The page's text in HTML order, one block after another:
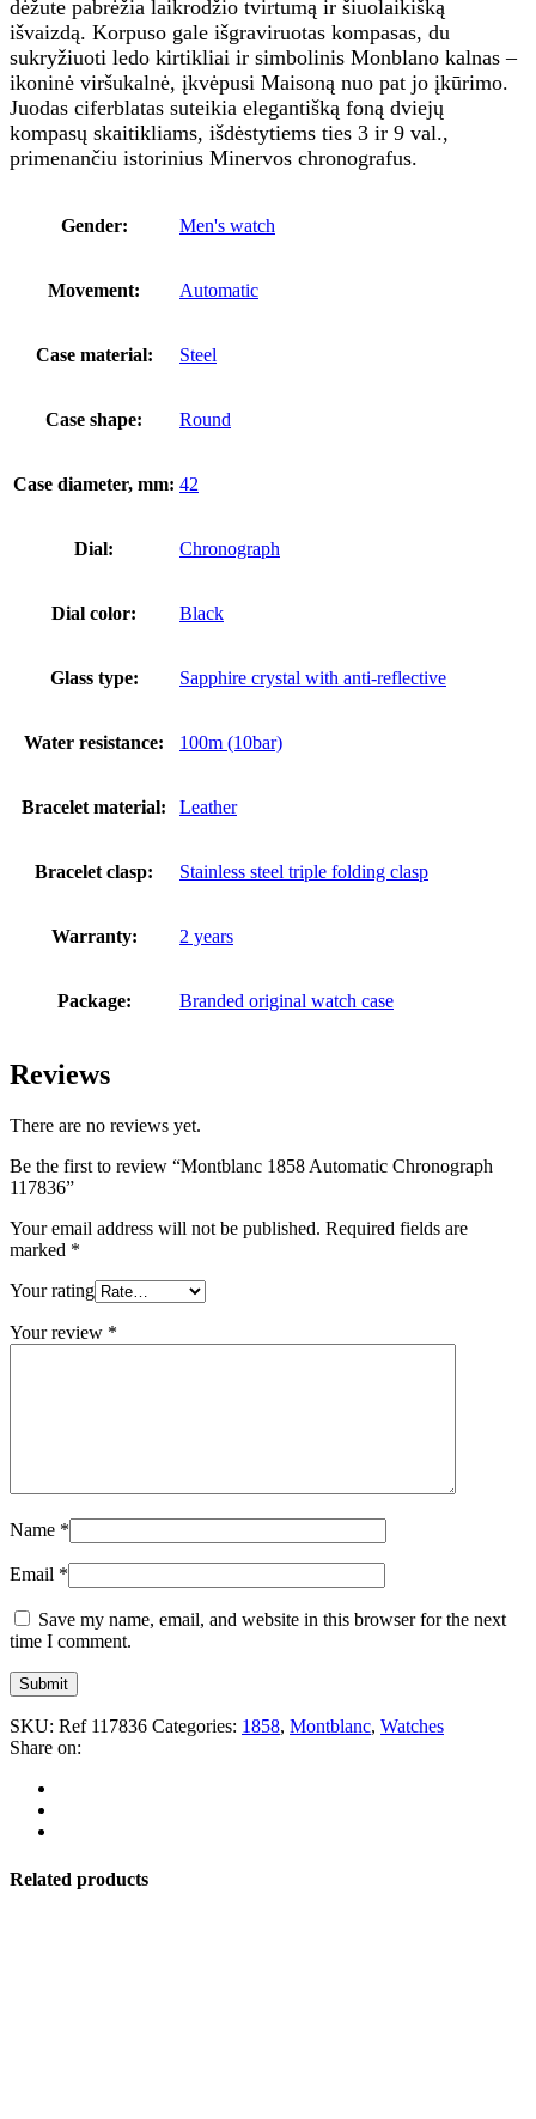
dėžute pabrėžia laikrodžio tvirtumą ir šiuolaikišką
išvaizdą. Korpuso gale išgraviruotas kompasas, du
sukryžiuoti ledo kirtikliai ir simbolinis Monblano kalnas –
ikoninė viršukalnė, įkvėpusi Maisoną nuo pat jo įkūrimo.
Juodas ciferblatas suteikia elegantišką foną dviejų
kompasų skaitikliams, išdėstytiems ties 3 ir 9 val.,
primenančiu istorinius Minervos chronografus.
Gender: Men's watch
Movement: Automatic
Case material: Steel
Case shape: Round
Case diameter, mm: 42
Dial: Chronograph
Dial color: Black
Glass type: Sapphire crystal with anti-reflective
Water resistance: 100m (10bar)
Bracelet material: Leather
Bracelet clasp: Stainless steel triple folding clasp
Warranty: 2 years
Package: Branded original watch case
Reviews
There are no reviews yet.
Be the first to review “Montblanc 1858 Automatic Chronograph
117836”
Your email address will not be published. Required fields are
marked *
Your rating
Your review *
Name *
Email *
Save my name, email, and website in this browser for the next
time I comment.
SKU: Ref 117836 Categories: 1858, Montblanc, Watches
Share on:
Related products